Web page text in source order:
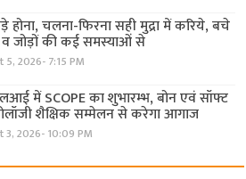
होना, चलना-फिरना सही मुद्रा में करिये, बचे
व जोड़ों की कई समस्याओं से
2026- 7:15 PM
में SCOPE का शुभारम्भ, बोन एवं सॉफ्ट
शैक्षिक सम्मेलन से करेगा आगाज
3, 2026- 10:09 PM